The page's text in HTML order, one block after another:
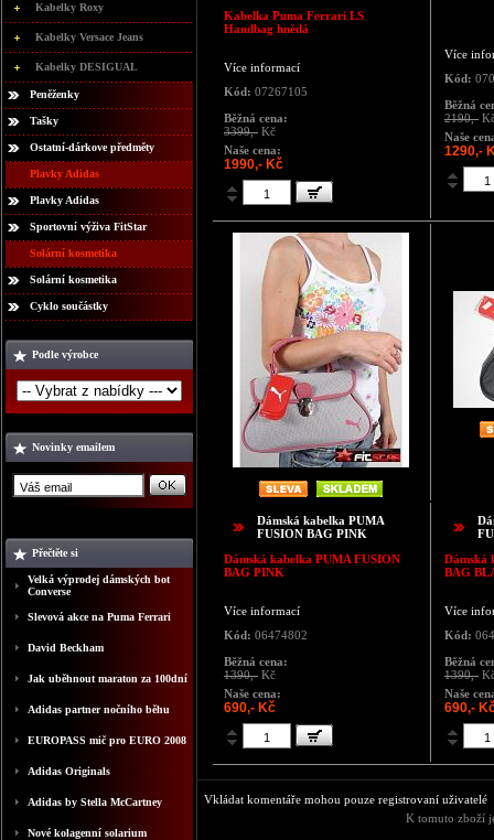
Kabelky Roxy
Kabelky Versace Jeans
Kabelky DESIGUAL
Peněženky
Tašky
Ostatní-dárkove předměty
Plavky Adidas
Plavky Adidas
Sportovní výživa FitStar
Solární kosmetika
Solární kosmetika
Cyklo součástky
Podle výrobce
Novinky emailem
Přečtěte si
Velká výprodej dámských bot
Converse
Slevová akce na Puma Ferrari
David Beckham
Jak uběhnout maraton za 100dní
Adidas partner nočního běhu
EUROPASS mič pro EURO 2008
Adidas Originals
Adidas by Stella McCartney
Nové kolagenní solarium
Kabelka Puma Ferrari LS
Handbag hnědá
Více informací
Kód: 07267105
Běžná cena:
3399,- Kč
Naše cena:
1990,- Kč
Více
Kód:
Běžná
2190,-
Naše
1290,-
Dámská kabelka PUMA
FUSION BAG PINK
Dámská kabelka PUMA FUSION
BAG PINK
Více informací
Kód: 06474802
Běžná cena:
1390,- Kč
Naše cena:
690,- Kč
Dámská
BAG
Více
Kód:
Běžná
1390,-
Naše
690,-
Vkládat komentáře mohou pouze registrovaní uživatelé
K tomuto zboží